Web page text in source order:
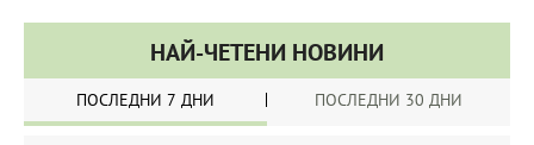
НАЙ-ЧЕТЕНИ НОВИНИ
ПОСЛЕДНИ 7 ДНИ ПОСЛЕДНИ 30 ДНИ